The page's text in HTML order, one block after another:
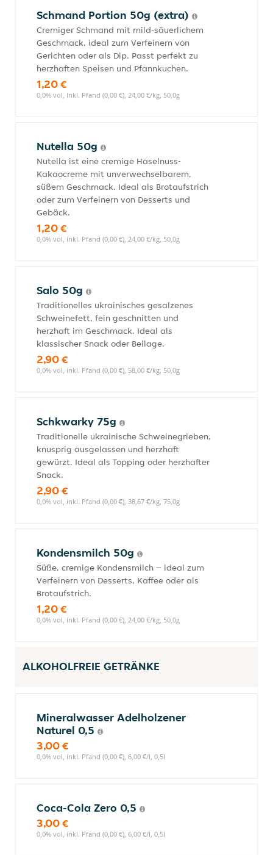
Schmand Portion 50g (extra)
Cremiger Schmand mit mild-säuerlichem
Geschmack, ideal zum Verfeinern von
Gerichten oder als Dip. Passt perfekt zu
herzhaften Speisen und Pfannkuchen.
1,20 €
0,0% vol, inkl. Pfand (0,00 €), 24,00 €/kg, 50,0g
Nutella 50g
Nutella ist eine cremige Haselnuss-
Kakaocreme mit unverwechselbarem,
süßem Geschmack. Ideal als Brotaufstrich
oder zum Verfeinern von Desserts und
Gebäck.
1,20 €
0,0% vol, inkl. Pfand (0,00 €), 24,00 €/kg, 50,0g
Salo 50g
Traditionelles ukrainisches gesalzenes
Schweinefett, fein geschnitten und
herzhaft im Geschmack. Ideal als
klassischer Snack oder Beilage.
2,90 €
0,0% vol, inkl. Pfand (0,00 €), 58,00 €/kg, 50,0g
Schkwarky 75g
Traditionelle ukrainische Schweinegrieben,
knusprig ausgelassen und herzhaft
gewürzt. Ideal als Topping oder herzhafter
Snack.
2,90 €
0,0% vol, inkl. Pfand (0,00 €), 38,67 €/kg, 75,0g
Kondensmilch 50g
Süße, cremige Kondensmilch – ideal zum
Verfeinern von Desserts, Kaffee oder als
Brotaufstrich.
1,20 €
0,0% vol, inkl. Pfand (0,00 €), 24,00 €/kg, 50,0g
ALKOHOLFREIE GETRÄNKE
Mineralwasser Adelholzener
Naturel 0,5
3,00 €
0,0% vol, inkl. Pfand (0,00 €), 6,00 €/l, 0,5l
Coca-Cola Zero 0,5
3,00 €
0,0% vol, inkl. Pfand (0,00 €), 6,00 €/l, 0,5l